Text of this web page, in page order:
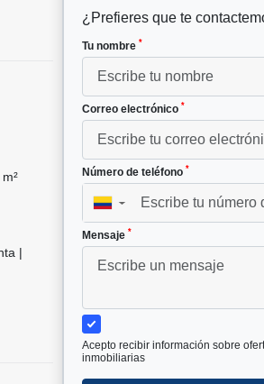
|
¿Prefieres que te
Tu nombre *
Correo electrónico *
Número de teléfono *
▼
Mensaje *
Acepto recibir información sobre
inmobiliarias